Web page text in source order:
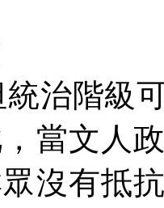
統治階級
當文人
沒有抵